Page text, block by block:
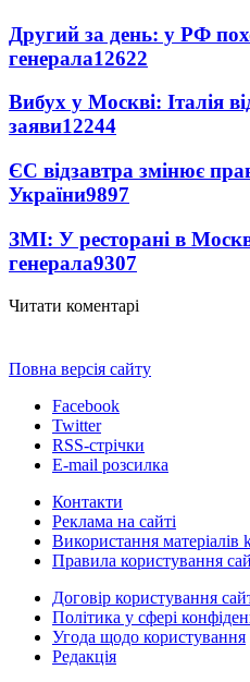
Другий за день: у РФ
генерала12622
Вибух у Москві: Італія
заяви12244
ЄС відзавтра змінює
України9897
ЗМІ: У ресторані в
генерала9307
Читати коментарі
Повна версія сайту
Facebook
Twitter
RSS-стрічки
E-mail розсилка
Контакти
Реклама на сайті
Використання матеріалів
Правила користування
Договір користування
Політика у сфері
Угода щодо користування
Редакція